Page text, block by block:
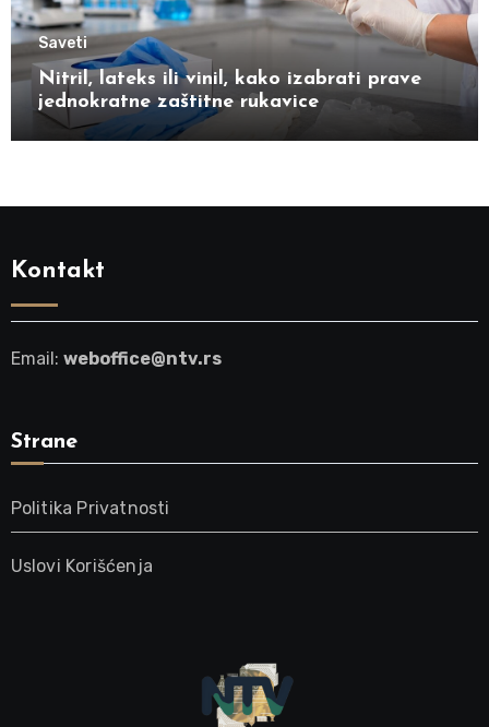
Saveti
Nitril, lateks ili vinil, kako izabrati prave
jednokratne zaštitne rukavice
Kontakt
Email: weboffice@ntv.rs
Strane
Politika Privatnosti
Uslovi Korišćenja